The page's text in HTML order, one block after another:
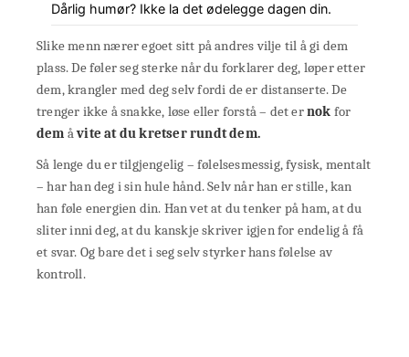
Dårlig humør? Ikke la det ødelegge dagen din.
Slike menn nærer egoet sitt på andres vilje til å gi dem
plass. De føler seg sterke når du forklarer deg, løper etter
dem, krangler med deg selv fordi de er distanserte. De
trenger ikke å snakke, løse eller forstå – det ernok for
dem åvite at du kretser rundt dem.
Så lenge du er tilgjengelig – følelsesmessig, fysisk, mentalt
– har han deg i sin hule hånd. Selv når han er stille, kan
han føle energien din. Han vet at du tenker på ham, at du
sliter inni deg, at du kanskje skriver igjen for endelig å få
et svar. Og bare det i seg selv styrker hans følelse av
kontroll.